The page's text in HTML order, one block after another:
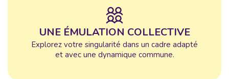
UNE ÉMULATION COLLECTIVE
Explorez votre singularité dans un cadre adapté
et avec une dynamique commune.